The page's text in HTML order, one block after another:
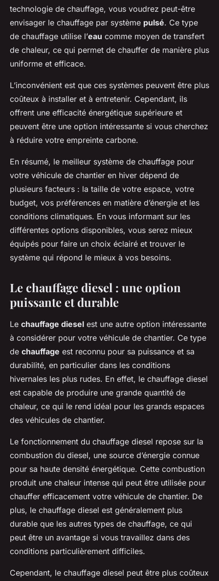
technologie de chauffage, vous voudrez peut-être
envisager le chauffage par système pulsé. Ce type
de chauffage utilise l’eau comme moyen de transfert
de chaleur, ce qui permet de chauffer de manière plus
uniforme et efficace.
L’inconvénient est que ces systèmes peuvent être plus
coûteux à installer et à entretenir. Cependant, ils
offrent une efficacité énergétique supérieure et
peuvent être une option intéressante si vous cherchez
à réduire votre empreinte carbone.
En résumé, le meilleur système de chauffage pour
votre véhicule de chantier en hiver dépend de
plusieurs facteurs : la taille de votre espace, votre
budget, vos préférences en matière d’énergie et les
conditions climatiques. En vous informant sur les
différentes options disponibles, vous serez mieux
équipés pour faire un choix éclairé et trouver le
système qui répond le mieux à vos besoins.
Le chauffage diesel : une option
puissante et durable
Le chauffage diesel est une autre option intéressante
à considérer pour votre véhicule de chantier. Ce type
de chauffage est reconnu pour sa puissance et sa
durabilité, en particulier dans les conditions
hivernales les plus rudes. En effet, le chauffage diesel
est capable de produire une grande quantité de
chaleur, ce qui le rend idéal pour les grands espaces
des véhicules de chantier.
Le fonctionnement du chauffage diesel repose sur la
combustion du diesel, une source d’énergie connue
pour sa haute densité énergétique. Cette combustion
produit une chaleur intense qui peut être utilisée pour
chauffer efficacement votre véhicule de chantier. De
plus, le chauffage diesel est généralement plus
durable que les autres types de chauffage, ce qui
peut être un avantage si vous travaillez dans des
conditions particulièrement difficiles.
Cependant, le chauffage diesel peut être plus coûteux